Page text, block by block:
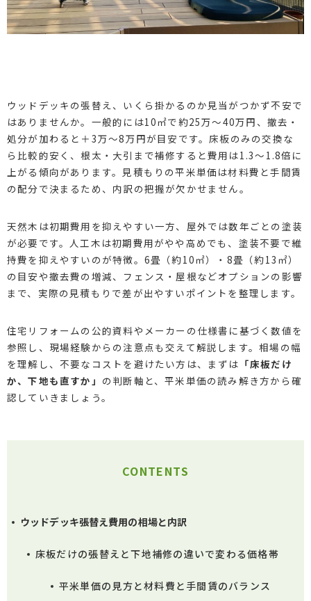
ウッドデッキの張替え、いくら掛かるのか見当がつかず不安で
はありませんか。一般的には10㎡で約25万～40万円、撤去・
処分が加わると＋3万～8万円が目安です。床板のみの交換な
ら比較的安く、根太・大引まで補修すると費用は1.3～1.8倍に
上がる傾向があります。見積もりの平米単価は材料費と手間賃
の配分で決まるため、内訳の把握が欠かせません。
天然木は初期費用を抑えやすい一方、屋外では数年ごとの塗装
が必要です。人工木は初期費用がやや高めでも、塗装不要で維
持費を抑えやすいのが特徴。6畳（約10㎡）・8畳（約13㎡）
の目安や撤去費の増減、フェンス・屋根などオプションの影響
まで、実際の見積もりで差が出やすいポイントを整理します。
住宅リフォームの公的資料やメーカーの仕様書に基づく数値を
参照し、現場経験からの注意点も交えて解説します。相場の幅
を理解し、不要なコストを避けたい方は、まずは 「床板だけ
か、下地も直すか」 の判断軸と、平米単価の読み解き方から確
認していきましょう。
CONTENTS
ウッドデッキ張替え費用の相場と内訳
床板だけの張替えと下地補修の違いで変わる価格帯
平米単価の見方と材料費と手間賃のバランス